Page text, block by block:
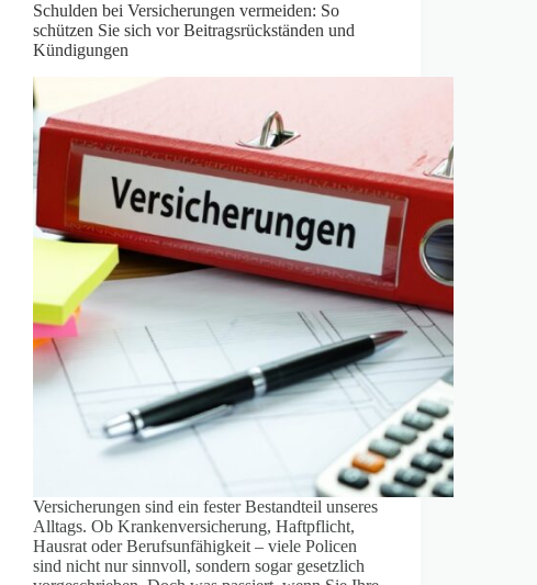
Schulden bei Versicherungen vermeiden: So
schützen Sie sich vor Beitragsrückständen und
Kündigungen
Versicherungen sind ein fester Bestandteil unseres
Alltags. Ob Krankenversicherung, Haftpflicht,
Hausrat oder Berufsunfähigkeit – viele Policen
sind nicht nur sinnvoll, sondern sogar gesetzlich